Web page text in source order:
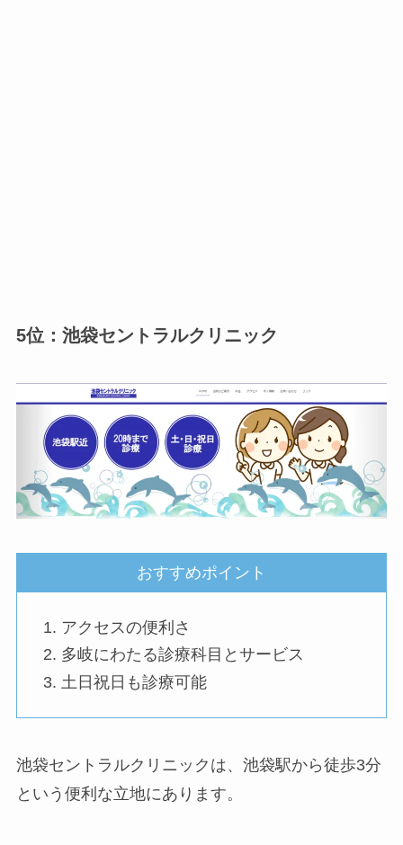
5位：池袋セントラルクリニック
おすすめポイント
アクセスの便利さ
多岐にわたる診療科目とサービス
土日祝日も診療可能
池袋セントラルクリニックは、池袋駅から徒歩3分
という便利な立地にあります。